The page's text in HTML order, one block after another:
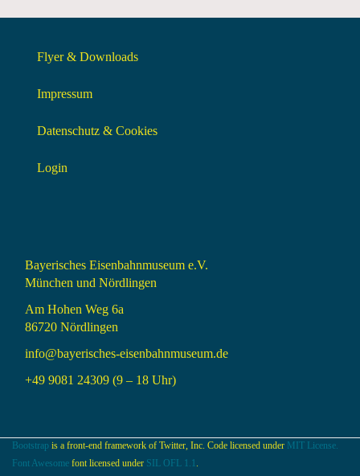
Flyer & Downloads
Impressum
Datenschutz & Cookies
Login
Bayerisches Eisenbahnmuseum e.V.
München und Nördlingen
Am Hohen Weg 6a
86720 Nördlingen
info@bayerisches-eisenbahnmuseum.de
+49 9081 24309 (9 – 18 Uhr)
Bootstrap is a front-end framework of Twitter, Inc. Code licensed under MIT License.
Font Awesome font licensed under SIL OFL 1.1 .